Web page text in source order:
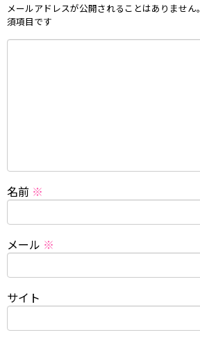
メールアドレスが公開されることはありません。
須項目です
名前 ※
メール ※
サイト